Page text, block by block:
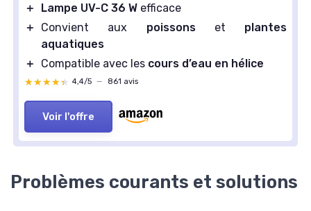
＋
Lampe UV-C 36 W efficace
＋
Convient aux poissonset plantes
aquatiques
＋
Compatible avec les cours d’eau en hélice
★★★★★
★★★★★ 4,4/5 — 861 avis
Voir l'offre
Problèmes courants et solutions